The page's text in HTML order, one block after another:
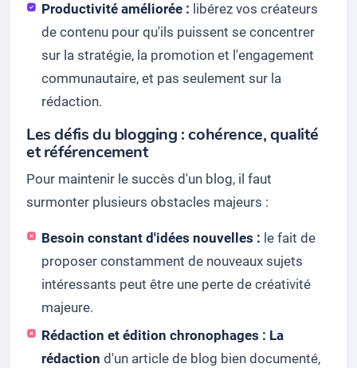
Productivité améliorée : libérez vos créateurs
de contenu pour qu'ils puissent se concentrer
sur la stratégie, la promotion et l'engagement
communautaire, et pas seulement sur la
rédaction.
Les défis du blogging : cohérence, qualité
et référencement
Pour maintenir le succès d'un blog, il faut
surmonter plusieurs obstacles majeurs :
Besoin constant d'idées nouvelles : le fait de
proposer constamment de nouveaux sujets
intéressants peut être une perte de créativité
majeure.
Rédaction et édition chronophages : La
rédaction d'un article de blog bien documenté,